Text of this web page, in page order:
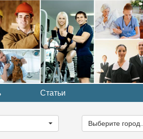
Статьи
город...
Выберите город...